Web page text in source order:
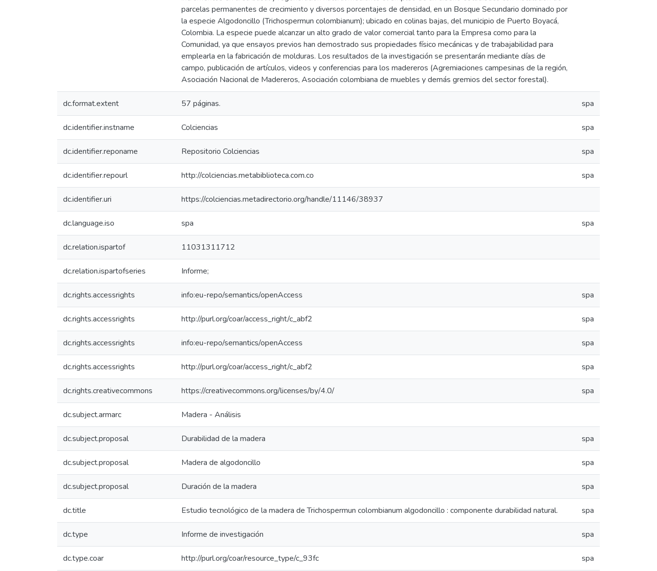
parcelas permanentes de crecimiento y diversos porcentajes de densidad, en un Bosque Secundario dominado por
la especie Algodoncillo (Trichospermun colombianum); ubicado en colinas bajas, del municipio de Puerto Boyacá,
Colombia. La especie puede alcanzar un alto grado de valor comercial tanto para la Empresa como para la
Comunidad, ya que ensayos previos han demostrado sus propiedades físico mecánicas y de trabajabilidad para
emplearla en la fabricación de molduras. Los resultados de la investigación se presentarán mediante días de
campo, publicación de artículos, videos y conferencias para los madereros (Agremiaciones campesinas de la región,
Asociación Nacional de Madereros, Asociación colombiana de muebles y demás gremios del sector forestal).
dc.format.extent 57 páginas. spa
dc.identifier.instname Colciencias spa
dc.identifier.reponame Repositorio Colciencias spa
dc.identifier.repourl http://colciencias.metabiblioteca.com.co spa
dc.identifier.uri https://colciencias.metadirectorio.org/handle/11146/38937
dc.language.iso spa spa
dc.relation.ispartof 11031311712
dc.relation.ispartofseries Informe;
dc.rights.accessrights info:eu-repo/semantics/openAccess spa
dc.rights.accessrights http://purl.org/coar/access_right/c_abf2 spa
dc.rights.accessrights info:eu-repo/semantics/openAccess spa
dc.rights.accessrights http://purl.org/coar/access_right/c_abf2 spa
dc.rights.creativecommons https://creativecommons.org/licenses/by/4.0/ spa
dc.subject.armarc Madera - Análisis
dc.subject.proposal Durabilidad de la madera spa
dc.subject.proposal Madera de algodoncillo spa
dc.subject.proposal Duración de la madera spa
dc.title Estudio tecnológico de la madera de Trichospermun colombianum algodoncillo : componente durabilidad natural. spa
dc.type Informe de investigación spa
dc.type.coar http://purl.org/coar/resource_type/c_93fc spa